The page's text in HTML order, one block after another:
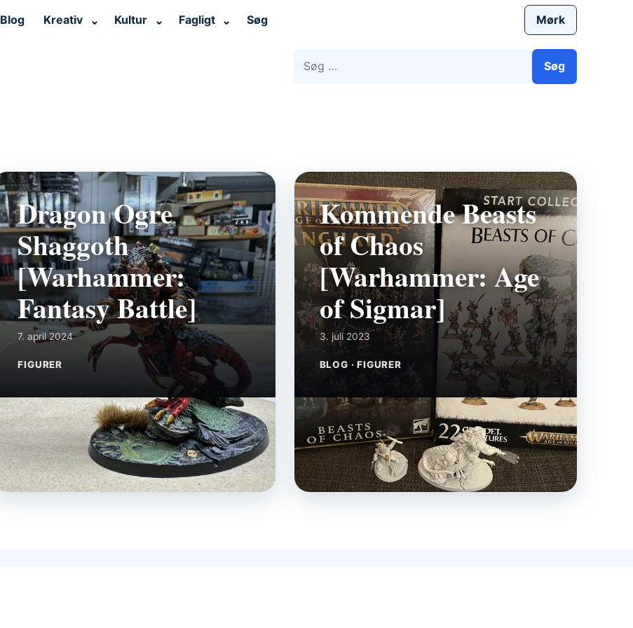
Mørk
Blog Kreativ ⌄ Kultur ⌄ Fagligt ⌄ Søg
Søg
Dragon Ogre
Shaggoth
[Warhammer:
Fantasy Battle]
7. april 2024
FIGURER
Kommende Beasts
of Chaos
[Warhammer: Age
of Sigmar]
3. juli 2023
BLOG · FIGURER